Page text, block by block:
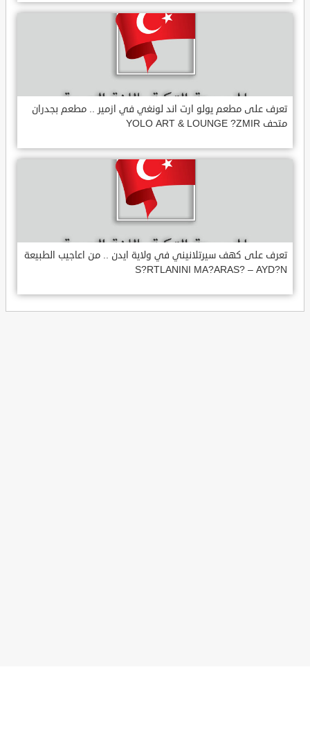
تعرف على مطعم يولو ارت اند لونغي في ازمير .. مطعم بجدران
متحف YOLO ART & LOUNGE ?ZMIR
تعرف على كهف سيرتلانيني في ولاية ايدن .. من اعاجيب الطبيعة
S?RTLANINI MA?ARAS? – AYD?N